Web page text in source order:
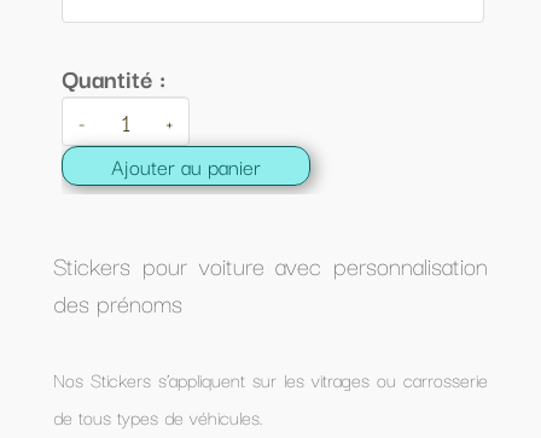
Quantité :
- +
Ajouter au panier
Stickers pour voiture avec personnalisation
des prénoms
Nos Stickers s’appliquent sur les vitrages ou carrosserie
de tous types de véhicules.